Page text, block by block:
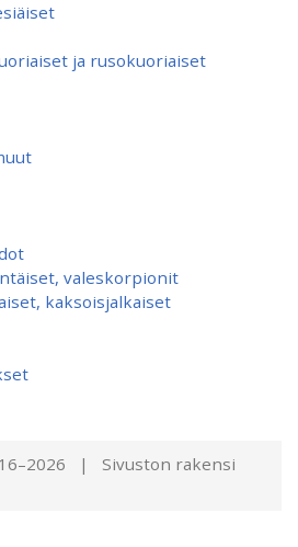
ja rusokuoriaiset
valeskorpionit
kaksoisjalkaiset
| Sivuston rakensi